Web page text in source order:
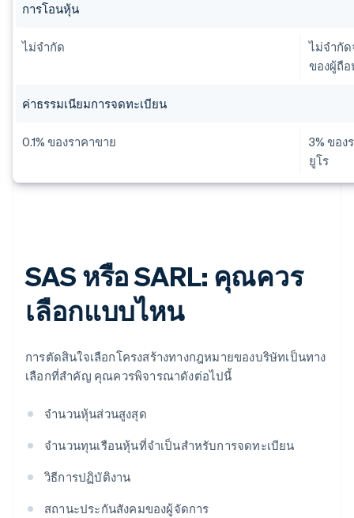
การโอนหุ้น
ไม่จำกัด
ไม่จำกั
ของผู้ถื
ค่าธรรมเนียมการจดทะเบียน
0.1% ของราคาขาย
3% ของ
ยูโร
SAS หรือ SARL: คุณควร
เลือกแบบไหน
การตัดสินใจเลือกโครงสร้างทางกฎหมายของบริษัทเป็นทาง
เลือกที่สําคัญ คุณควรพิจารณาดังต่อไปนี้
จํานวนหุ้นส่วนสูงสุด
จํานวนทุนเรือนหุ้นที่จำเป็นสำหรับการจดทะเบียน
วิธีการปฏิบัติงาน
สถานะประกันสังคมของผู้จัดการ